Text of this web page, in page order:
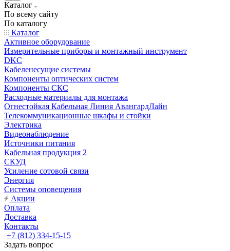
Каталог
По всему сайту
По каталогу
Каталог
Активное оборудование
Измерительные приборы и монтажный инструмент
DKC
Кабеленесущие системы
Компоненты оптических систем
Компоненты СКС
Расходные материалы для монтажа
Огнестойкая Кабельная Линия АвангардЛайн
Телекоммуникационные шкафы и стойки
Электрика
Видеонаблюдение
Источники питания
Кабельная продукция 2
СКУД
Усиление сотовой связи
Энергия
Системы оповещения
Акции
Оплата
Доставка
Контакты
+7 (812) 334-15-15
Задать вопрос